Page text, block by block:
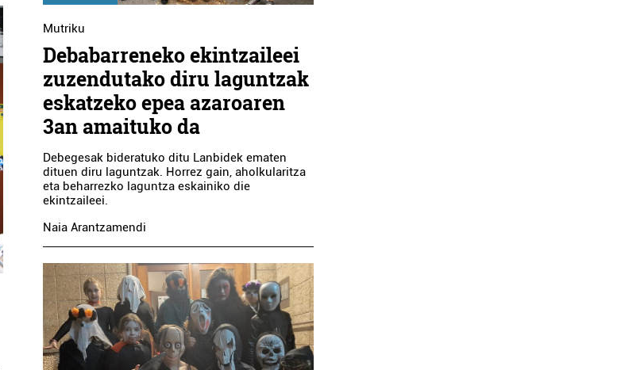
Mutriku
Debabarreneko ekintzaileei
zuzendutako diru laguntzak
eskatzeko epea azaroaren
3an amaituko da
Debegesak bideratuko ditu Lanbidek ematen
dituen diru laguntzak. Horrez gain, aholkularitza
eta beharrezko laguntza eskainiko die
ekintzaileei.
Naia Arantzamendi